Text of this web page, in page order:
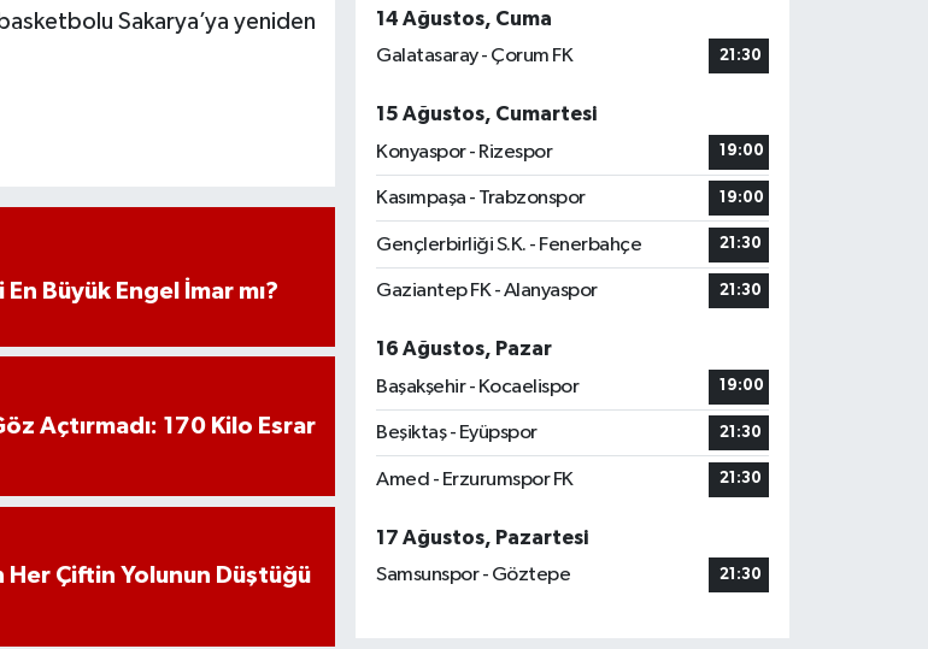
Sakarya’ya yeniden
Büyük Engel İmar mı?
Açtırmadı: 170 Kilo Esrar
Her Çiftin Yolunun Düştüğü
14 Ağustos, Cuma
Galatasaray - Çorum FK
21:30
15 Ağustos, Cumartesi
Konyaspor - Rizespor
19:00
Kasımpaşa - Trabzonspor 19:00
Gençlerbirliği S.K. - Fenerbahçe 21:30
Gaziantep FK - Alanyaspor 21:30
16 Ağustos, Pazar
Başakşehir - Kocaelispor
19:00
Beşiktaş - Eyüpspor 21:30
Amed - Erzurumspor FK 21:30
17 Ağustos, Pazartesi
Samsunspor - Göztepe
21:30